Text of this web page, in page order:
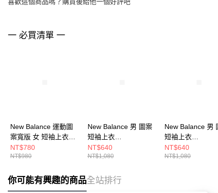
一 必買清單 一
New Balance 運動圖
案寬版 女 短袖上衣
WT61P205BK-F
NT$780
NT$980
New Balance 男 圖案
短袖上衣
MT53501GAB-F
NT$640
NT$1,080
New Balance 男
短袖上衣
MT53501BK-F
NT$640
NT$1,080
你可能有興趣的商品全站排行